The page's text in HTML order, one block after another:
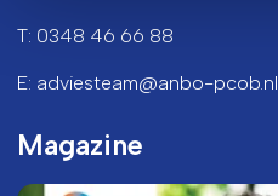
T: 0348 46 66 88
E: adviesteam@anbo-pcob.nl
Magazine